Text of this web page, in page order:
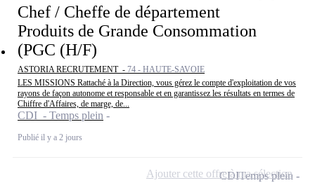
Chef / Cheffe de département
Produits de Grande Consommation
(PGC (H/F)
ASTORIA RECRUTEMENT - 74 - HAUTE-SAVOIE
LES MISSIONS Rattaché à la Direction, vous gérez le compte d'exploitation de vos
rayons de façon autonome et responsable et en garantissez les résultats en termes de
Chiffre d'Affaires, de marge, de...
CDI - Temps plein
Publié il y a 2 jours
CDITemps plein
Ajouter cette offre à ma sélection